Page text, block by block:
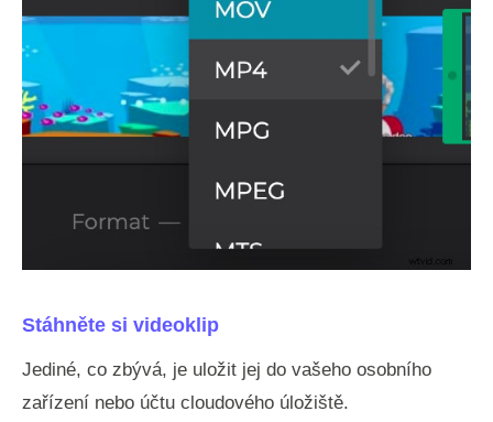
Stáhněte si videoklip
Jediné, co zbývá, je uložit jej do vašeho osobního
zařízení nebo účtu cloudového úložiště.